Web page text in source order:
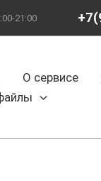
21:00
О сервисе